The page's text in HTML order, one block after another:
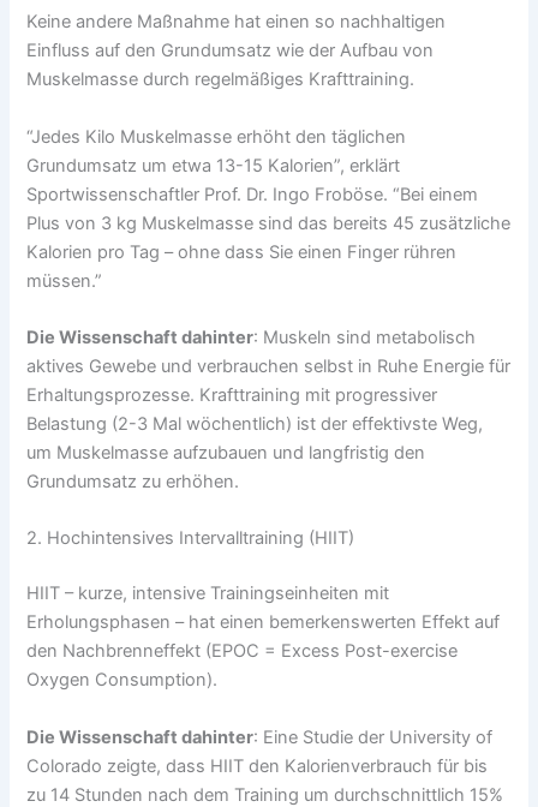
Keine andere Maßnahme hat einen so nachhaltigen
Einfluss auf den Grundumsatz wie der Aufbau von
Muskelmasse durch regelmäßiges Krafttraining.
“Jedes Kilo Muskelmasse erhöht den täglichen
Grundumsatz um etwa 13-15 Kalorien”, erklärt
Sportwissenschaftler Prof. Dr. Ingo Froböse. “Bei einem
Plus von 3 kg Muskelmasse sind das bereits 45 zusätzliche
Kalorien pro Tag – ohne dass Sie einen Finger rühren
müssen.”
Die Wissenschaft dahinter: Muskeln sind metabolisch
aktives Gewebe und verbrauchen selbst in Ruhe Energie für
Erhaltungsprozesse. Krafttraining mit progressiver
Belastung (2-3 Mal wöchentlich) ist der effektivste Weg,
um Muskelmasse aufzubauen und langfristig den
Grundumsatz zu erhöhen.
2. Hochintensives Intervalltraining (HIIT)
HIIT – kurze, intensive Trainingseinheiten mit
Erholungsphasen – hat einen bemerkenswerten Effekt auf
den Nachbrenneffekt (EPOC = Excess Post-exercise
Oxygen Consumption).
Die Wissenschaft dahinter: Eine Studie der University of
Colorado zeigte, dass HIIT den Kalorienverbrauch für bis
zu 14 Stunden nach dem Training um durchschnittlich 15%